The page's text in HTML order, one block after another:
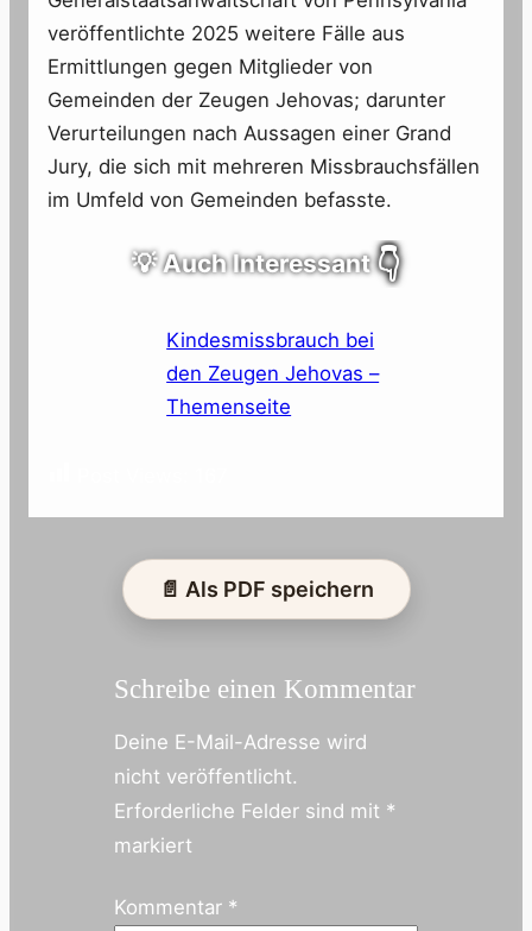
veröffentlichte 2025 weitere Fälle aus
Ermittlungen gegen Mitglieder von
Gemeinden der Zeugen Jehovas; darunter
Verurteilungen nach Aussagen einer Grand
Jury, die sich mit mehreren Missbrauchsfällen
im Umfeld von Gemeinden befasste.
💡 Auch Interessant 👇
Kindesmissbrauch bei
den Zeugen Jehovas –
Themenseite
📄 Als PDF speichern
Schreibe einen Kommentar
Deine E-Mail-Adresse wird
nicht veröffentlicht.
Erforderliche Felder sind mit *
markiert
Kommentar *